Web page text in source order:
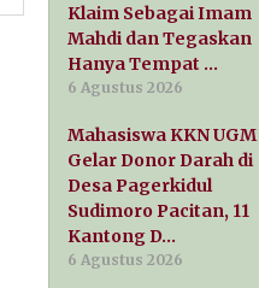
Klaim Sebagai Imam
Mahdi dan Tegaskan
Hanya Tempat …
6 Agustus 2026
Mahasiswa KKN UGM
Gelar Donor Darah di
Desa Pagerkidul
Sudimoro Pacitan, 11
Kantong D…
6 Agustus 2026